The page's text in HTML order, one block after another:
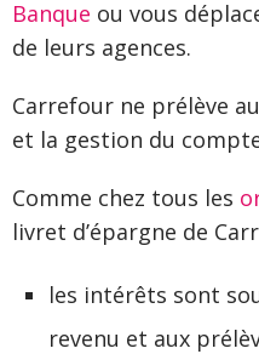
Banque ou vous
de leurs agences.
Carrefour ne prélève
et la gestion du
Comme chez tous les
livret d’épargne de
les intérêts sont
revenu et aux